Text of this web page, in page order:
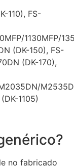
110), FS-
1130MFP/
(DK-150), FS-
(DK-170),
1105)
no fabricado